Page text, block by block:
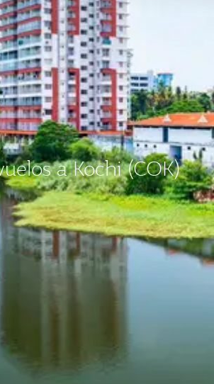
a Kochi (COK)